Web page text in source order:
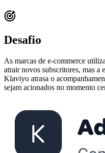
Desafio
As marcas de e-commerce
atrair novos subscritores, mas a
Klaviyo atrasa o
sejam acionados no momento